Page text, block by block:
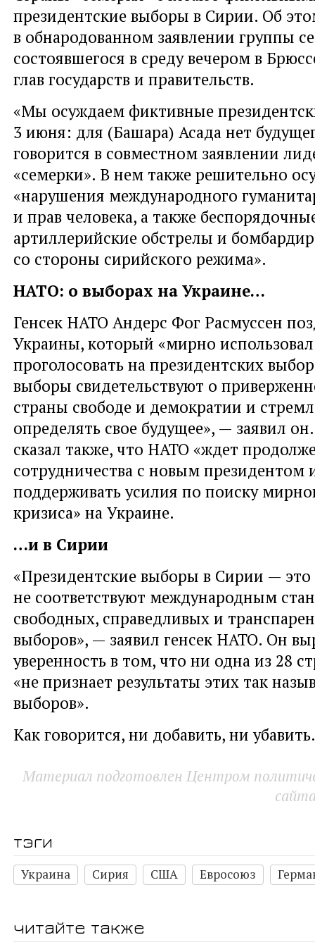
президентские выборы в Сирии. Об
в обнародованном заявлении группы
состоявшегося в среду вечером в
глав государств и правительств.
«Мы осуждаем фиктивные
3 июня: для (Башара) Асада нет
говорится в совместном заявлении
«семерки». В нем также решительно
«нарушения международного
и прав человека, а также
артиллерийские обстрелы и
со стороны сирийского режима».
НАТО: о выборах на Украине…
Генсек НАТО Андерс Фог Расмуссен
Украины, который «мирно использовал
проголосовать на президентских
выборы свидетельствуют о
страны свободе и демократии и
определять свое будущее», — заявил
сказал также, что НАТО «ждет
сотрудничества с новым президентом
поддерживать усилия по поиску
кризиса» на Украине.
…и в Сирии
«Президентские выборы в Сирии —
не соответствуют международным
свободных, справедливых и
выборов», — заявил генсек НАТО. Он
уверенность в том, что ни одна из 28
«не признает результаты этих так
выборов».
Как говорится, ни добавить, ни убавить.
Материал подготовлен Центром
тэги
Украина Сирия США Евросоюз
читайте также